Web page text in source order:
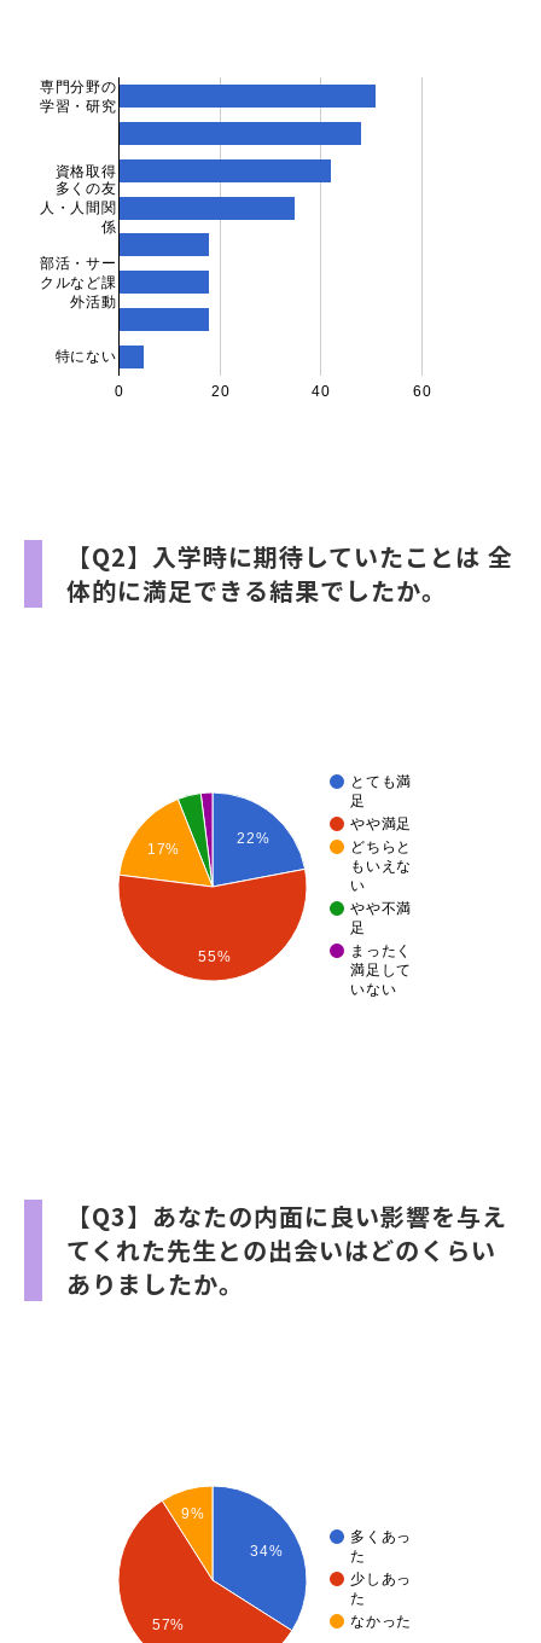
0 20 40 60
専門分野の
学習・研究
資格取得
多くの友
人・人間関
係
部活・サー
クルなど課
外活動
特にない
【Q2】入学時に期待していたことは 全
体的に満足できる結果でしたか。
とても満
足
やや満足
どちらと
もいえな
い
やや不満
足
まったく
満足して
いない
22%
17%
55%
【Q3】あなたの内面に良い影響を与え
てくれた先生との出会いはどのくらい
ありましたか。
多くあっ
た
少しあっ
た
なかった
34%
9%
57%